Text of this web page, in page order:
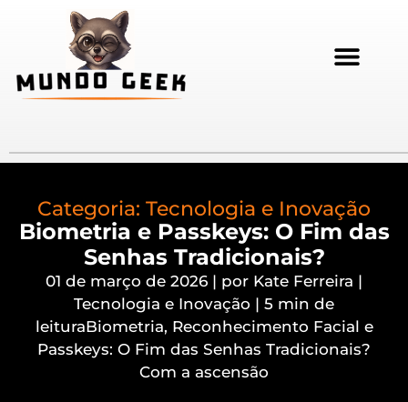
Categoria: Tecnologia e Inovação
Biometria e Passkeys: O Fim das
Senhas Tradicionais?
01 de março de 2026 | por Kate Ferreira |
Tecnologia e Inovação | 5 min de
leituraBiometria, Reconhecimento Facial e
Passkeys: O Fim das Senhas Tradicionais?
Com a ascensão